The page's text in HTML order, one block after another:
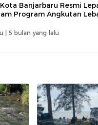
Banjarbaru Resmi
Program Angkutan
| 5 bulan yang lalu